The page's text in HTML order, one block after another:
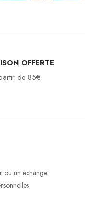
OFFERTE
de 85€
ou un échange